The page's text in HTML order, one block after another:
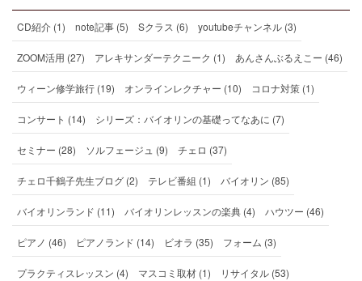
CD紹介 (1) note記事 (5) Sクラス (6) youtubeチャンネル (3)
ZOOM活用 (27) アレキサンダーテクニーク (1) あんさんぶるえこー (46)
ウィーン修学旅行 (19) オンラインレクチャー (10) コロナ対策 (1)
コンサート (14) シリーズ：バイオリンの基礎ってなあに (7)
セミナー (28) ソルフェージュ (9) チェロ (37)
チェロ千鶴子先生ブログ (2) テレビ番組 (1) バイオリン (85)
バイオリンランド (11) バイオリンレッスンの楽典 (4) ハウツー (46)
ピアノ (46) ピアノランド (14) ビオラ (35) フォーム (3)
プラクティスレッスン (4) マスコミ取材 (1) リサイタル (53)